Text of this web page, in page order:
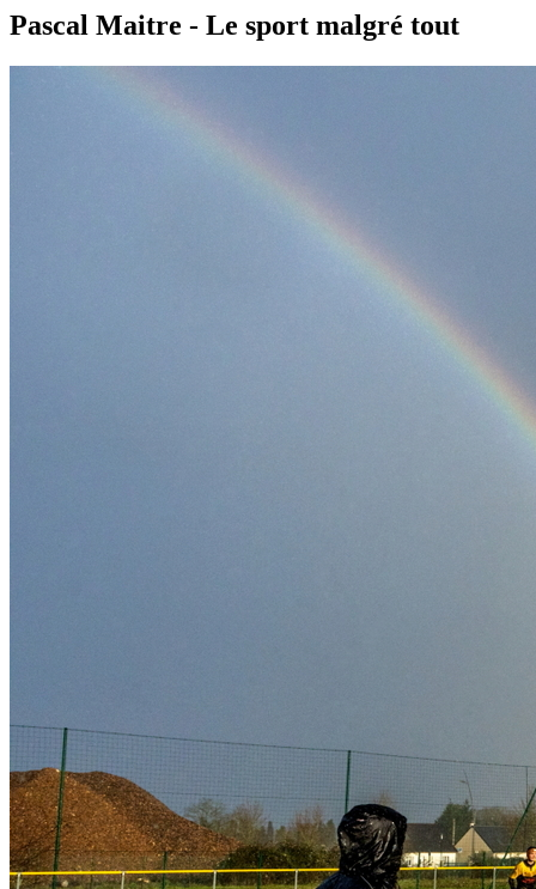
Pascal Maitre - Le sport malgré tout